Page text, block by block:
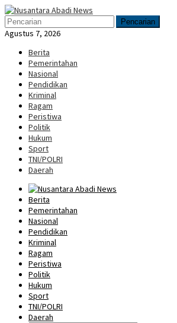
Loncat
ke
konten
Menu
Mobile
Pencarian
Agustus 7, 2026
Berita
Pemerintahan
Nasional
Pendidikan
Kriminal
Ragam
Peristiwa
Politik
Hukum
Sport
TNI/POLRI
Daerah
Berita
Pemerintahan
Nasional
Pendidikan
Kriminal
Ragam
Peristiwa
Politik
Hukum
Sport
TNI/POLRI
Daerah